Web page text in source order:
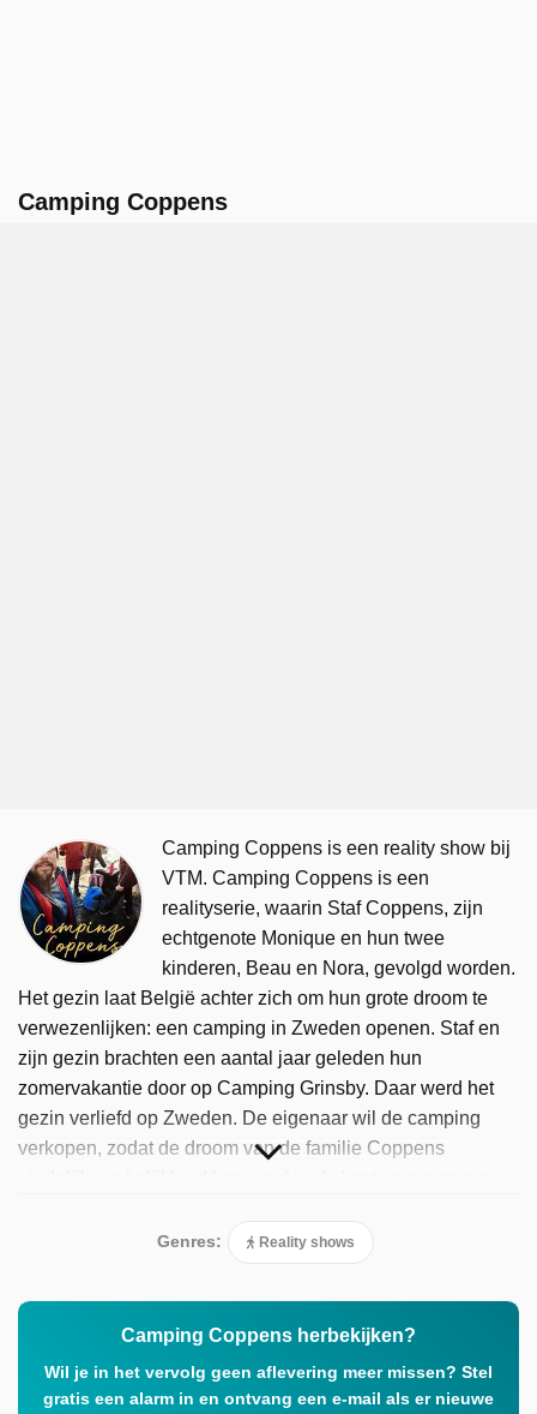
Camping Coppens
Camping Coppens is een reality show bij
VTM. Camping Coppens is een
realityserie, waarin Staf Coppens, zijn
echtgenote Monique en hun twee
kinderen, Beau en Nora, gevolgd worden.
Het gezin laat België achter zich om hun grote droom te
verwezenlijken: een camping in Zweden openen. Staf en
zijn gezin brachten een aantal jaar geleden hun
zomervakantie door op Camping Grinsby. Daar werd het
gezin verliefd op Zweden. De eigenaar wil de camping
verkopen, zodat de droom van de familie Coppens
een volgepakte camper onderweg gaan naar het Zweeds
avontuur. Het openen van de camping verloopt natuurlijk
niet zonder slag of stoot, er zijn mooie momenten, maar
ook onverwachte wendingen. Lukt het de familie om hun
campingzomer?
Genres: Reality shows
Camping Coppens herbekijken?
Wil je in het vervolg geen aflevering meer missen? Stel
gratis een alarm in en ontvang een e-mail als er nieuwe